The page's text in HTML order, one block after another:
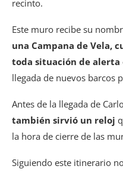
recinto.
Este muro recibe su
una Campana de Vela,
toda situación de alerta
llegada de nuevos barcos
Antes de la llegada de
también sirvió un reloj
la hora de cierre de las
Siguiendo este itinerario